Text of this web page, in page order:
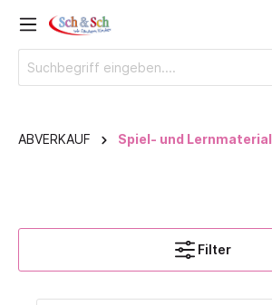
ABVERKAUF Spiel- und Lernmaterial
Filter